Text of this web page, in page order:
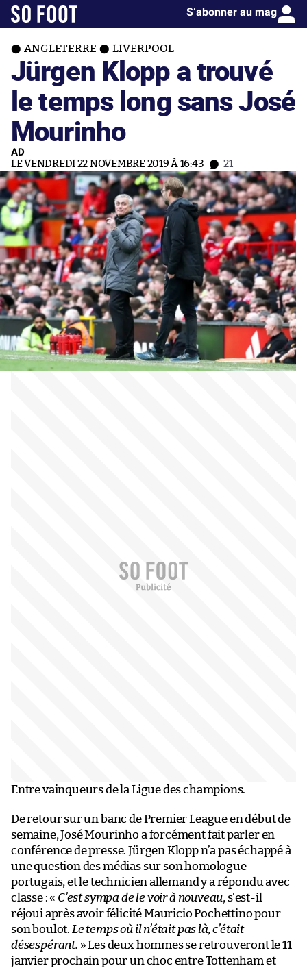
S’abonner au mag
ANGLETERRE LIVERPOOL
Jürgen Klopp a trouvé
le temps long sans José
Mourinho
AD
LE VENDREDI 22 NOVEMBRE 2019 À 16:43 21
Entre vainqueurs de la Ligue des champions.
De retour sur un banc de Premier League en début de
semaine, José Mourinho a forcément fait parler en
conférence de presse. Jürgen Klopp n’a pas échappé à
une question des médias sur son homologue
portugais, et le technicien allemand y a répondu avec
classe : « C’est sympa de le voir à nouveau, s’est-il
réjoui après avoir félicité Mauricio Pochettino pour
son boulot. Le temps où il n’était pas là, c’était
désespérant. » Les deux hommes se retrouveront le 11
janvier prochain pour un choc entre Tottenham et